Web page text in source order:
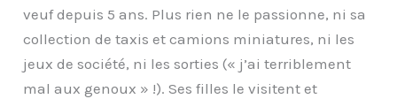
veuf depuis 5 ans. Plus rien ne le passionne, ni sa
collection de taxis et camions miniatures, ni les
jeux de société, ni les sorties (« j’ai terriblement
mal aux genoux » !). Ses filles le visitent et